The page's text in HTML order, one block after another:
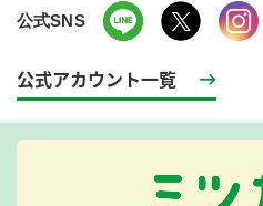
公式SNS
公式アカウント一覧